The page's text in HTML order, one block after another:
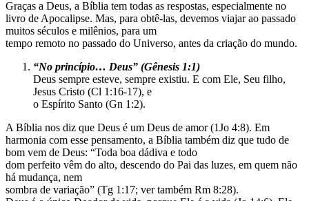
Graças a Deus, a Bíblia tem todas as respostas, especialmente no
livro de Apocalipse. Mas, para obtê-las, devemos viajar ao passado
muitos séculos e milênios, para um
tempo remoto no passado do Universo, antes da criação do mundo.
“No princípio… Deus” (Gênesis 1:1)
Deus sempre esteve, sempre existiu. E com Ele, Seu filho,
Jesus Cristo (Cl 1:16-17), e
o Espírito Santo (Gn 1:2).
A Bíblia nos diz que Deus é um Deus de amor (1Jo 4:8). Em
harmonia com esse pensamento, a Bíblia também diz que tudo de
bom vem de Deus: “Toda boa dádiva e todo
dom perfeito vêm do alto, descendo do Pai das luzes, em quem não
há mudança, nem
sombra de variação” (Tg 1:17; ver também Rm 8:28).